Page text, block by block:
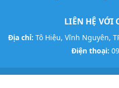
LIÊN HỆ VỚI
Địa chỉ: Tô Hiệu, Vĩnh Nguyên,
Điện thoại: